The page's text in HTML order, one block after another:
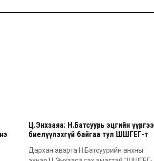
Ц.Энхзаяа: Н.Батсуурь эцгийн үүргээ
биелүүлэхгүй байгаа тул ШШГЕГ-т
Дархан аварга Н.Батсуурийн анхны